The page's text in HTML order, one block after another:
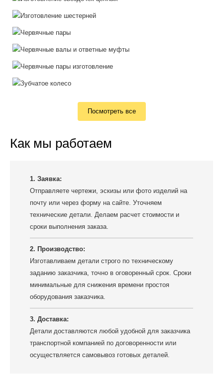
Посмотреть все
Как мы работаем
1. Заявка:
Отправляете чертежи, эскизы или фото изделий на
почту или через форму на сайте. Уточняем
технические детали. Делаем расчет стоимости и
сроки выполнения заказа.
2. Производство:
Изготавливаем детали строго по техническому
заданию заказчика, точно в оговоренный срок. Сроки
минимальные для снижения времени простоя
оборудования заказчика.
3. Доставка:
Детали доставляются любой удобной для заказчика
транспортной компанией по договоренности или
осуществляется самовывоз готовых деталей.